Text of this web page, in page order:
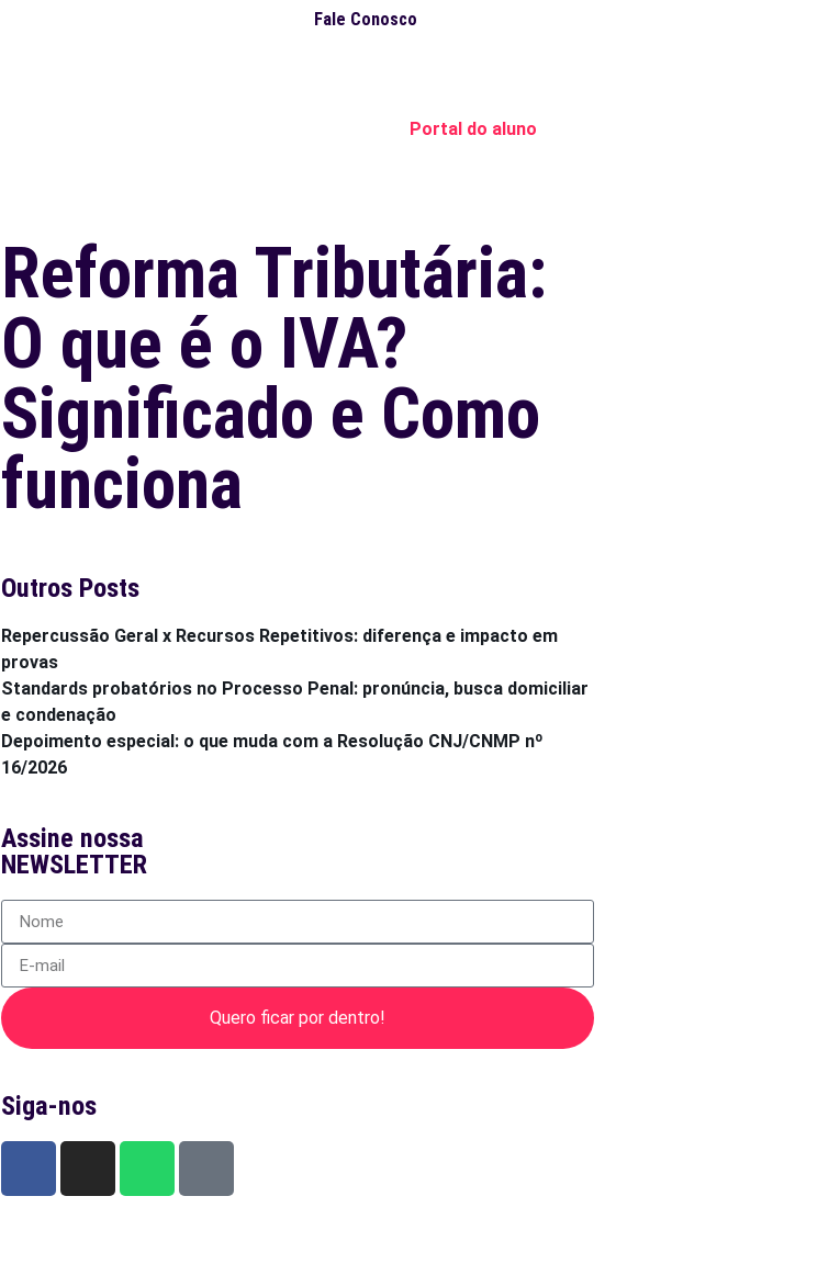
Fale Conosco
Portal do aluno
Reforma Tributária:
O que é o IVA?
Significado e Como
funciona
Outros Posts
Repercussão Geral x Recursos Repetitivos: diferença e impacto em
provas
Standards probatórios no Processo Penal: pronúncia, busca domiciliar
e condenação
Depoimento especial: o que muda com a Resolução CNJ/CNMP nº
16/2026
Assine nossa
NEWSLETTER
Quero ficar por dentro!
Siga-nos